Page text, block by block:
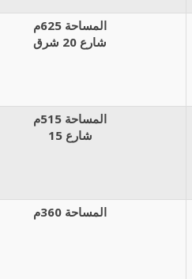
المساحة 625م
شارع 20 شرق
المساحة 515م
شارع 15
المساحة 360م